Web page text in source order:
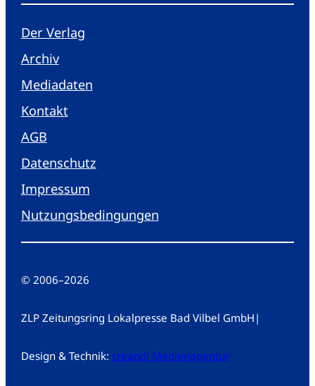
Der Verlag
Archiv
Mediadaten
Kontakt
AGB
Datenschutz
Impressum
Nutzungsbedingungen
© 2006–2026
ZLP Zeitungsring Lokalpresse Bad Vilbel GmbH |
Design & Technik: creandi Medienagentur